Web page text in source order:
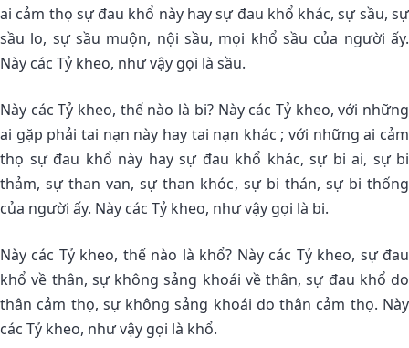
ai cảm thọ sự đau khổ này hay sự đau khổ khác, sự sầu, sự
sầu lo, sự sầu muộn, nội sầu, mọi khổ sầu của người ấy.
Này các Tỷ kheo, như vậy gọi là sầu.
Này các Tỷ kheo, thế nào là bi? Này các Tỷ kheo, với những
ai gặp phải tai nạn này hay tai nạn khác ; với những ai cảm
thọ sự đau khổ này hay sự đau khổ khác, sự bi ai, sự bi
thảm, sự than van, sự than khóc, sự bi thán, sự bi thống
của người ấy. Này các Tỷ kheo, như vậy gọi là bi.
Này các Tỷ kheo, thế nào là khổ? Này các Tỷ kheo, sự đau
khổ về thân, sự không sảng khoái về thân, sự đau khổ do
thân cảm thọ, sự không sảng khoái do thân cảm thọ. Này
các Tỷ kheo, như vậy gọi là khổ.